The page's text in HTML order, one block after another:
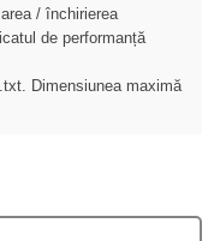
/ închirierea
de performanță
Dimensiunea maximă